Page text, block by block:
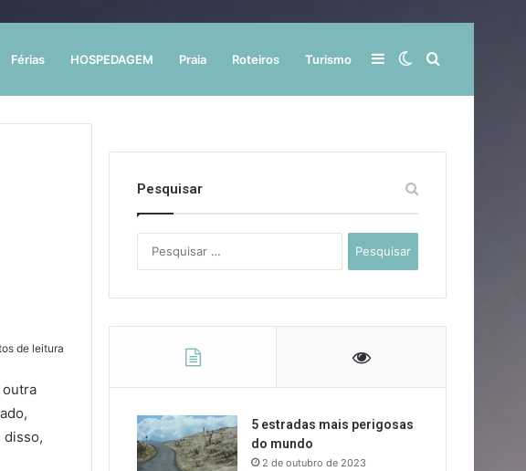
Férias HOSPEDAGEM Praia Roteiros Turismo Procurar
Switch
Barra
de leitura
outra
disso,
Pesquisar
por:
5 estradas mais perigosas
do mundo
2 de outubro de 2023